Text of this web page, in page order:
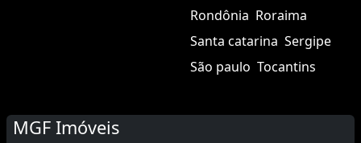
Rondônia Roraima
Santa catarina Sergipe
São paulo Tocantins
MGF Imóveis